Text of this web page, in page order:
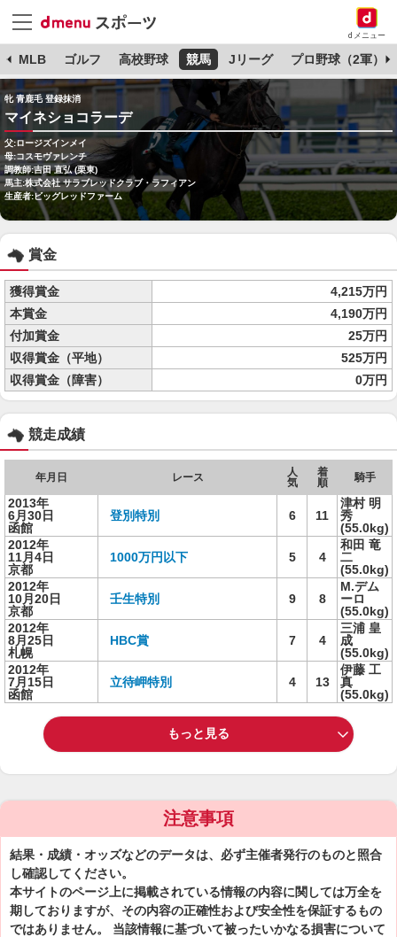
dメニュー
MLB ゴルフ 高校野球 競馬 Jリーグ プロ野球（2軍）
牝 青鹿毛 登録抹消
マイネショコラーデ
父:ロージズインメイ
母:コスモヴァレンチ
調教師:吉田 直弘 (栗東)
馬主:株式会社 サラブレッドクラブ・ラフィアン
生産者:ビッグレッドファーム
賞金
獲得賞金
4,215万円
本賞金
4,190万円
付加賞金
25万円
収得賞金（平地）
525万円
収得賞金（障害）
0万円
競走成績
年月日 レース
人
気
着
順
騎手
2013年
6月30日
函館
登別特別 6 11
津村 明
秀
(55.0kg)
2012年
11月4日
京都
1000万円以下 5 4
和田 竜
二
(55.0kg)
2012年
10月20日
京都
壬生特別 9 8
M.デム
ーロ
(55.0kg)
2012年
8月25日
札幌
HBC賞 7 4
三浦 皇
成
(55.0kg)
2012年
7月15日
函館
立待岬特別 4 13
伊藤 工
真
(55.0kg)
もっと見る
注意事項
結果・成績・オッズなどのデータは、必ず主催者発行のものと照合
し確認してください。
本サイトのページ上に掲載されている情報の内容に関しては万全を
期しておりますが、その内容の正確性および安全性を保証するもの
ではありません。 当該情報に基づいて被ったいかなる損害について